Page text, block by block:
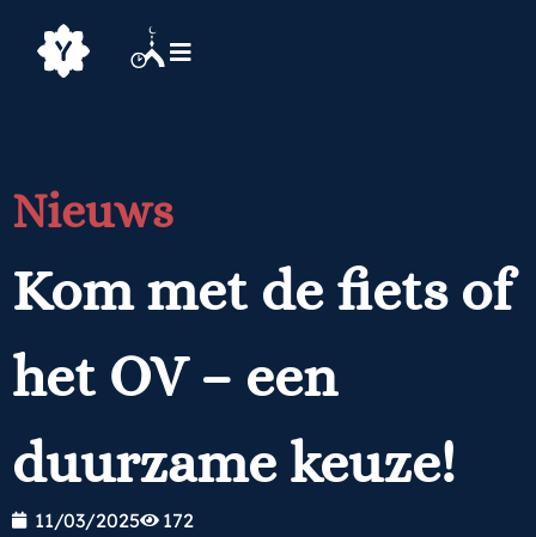
Nieuws
Kom met de fiets of
het OV – een
duurzame keuze!
11/03/2025 172